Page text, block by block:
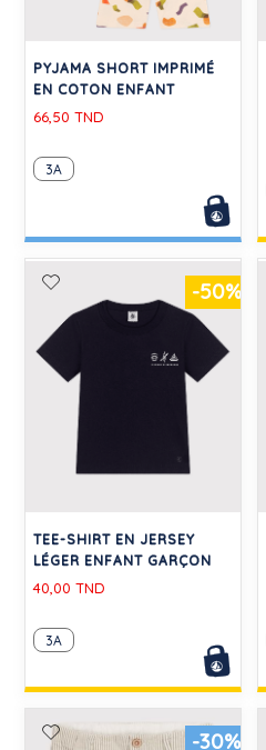
PYJAMA SHORT IMPRIMÉ
EN COTON ENFANT
66,50 TND
3A
-50%
TEE-SHIRT EN JERSEY
LÉGER ENFANT GARÇON
40,00 TND
3A
-30%